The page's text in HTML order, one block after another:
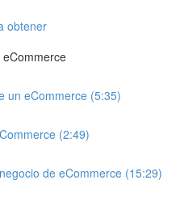
obtener
un eCommerce (5:35)
(2:49)
de eCommerce (15:29)